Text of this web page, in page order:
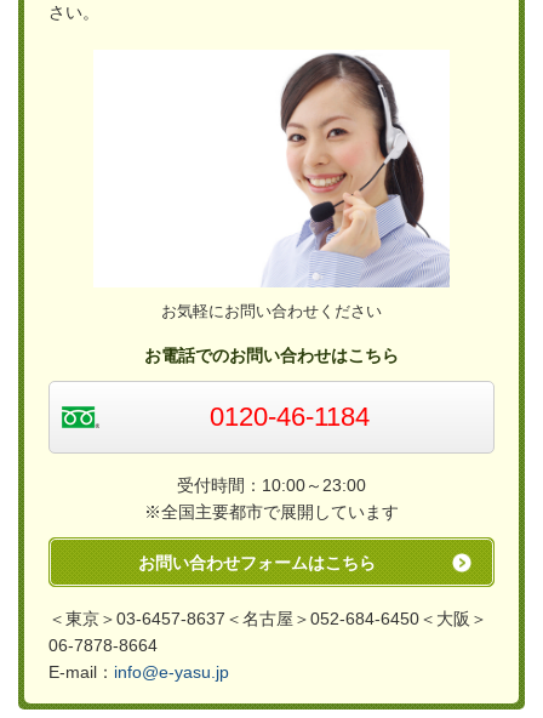
さい。
お気軽にお問い合わせください
お電話でのお問い合わせはこちら
0120-46-1184
受付時間：10:00～23:00
※全国主要都市で展開しています
お問い合わせフォームはこちら
＜東京＞03-6457-8637＜名古屋＞052-684-6450＜大阪＞
06-7878-8664
E-mail： info@e-yasu.jp